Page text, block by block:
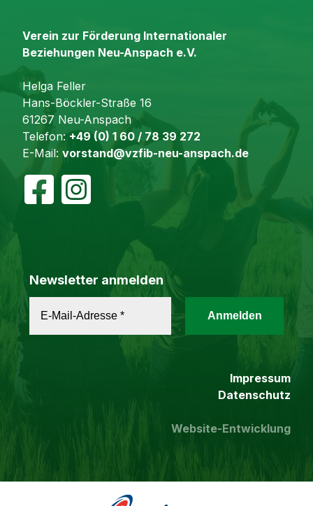
Verein zur Förderung Internationaler
Beziehungen Neu-Anspach e.V.
Helga Feller
Hans-Böckler-Straße 16
61267 Neu-Anspach
Telefon: +49 (0) 1 60 / 78 39 272
E-Mail: vorstand@vzfib-neu-anspach.de
Newsletter anmelden
Impressum
Datenschutz
Website-Entwicklung